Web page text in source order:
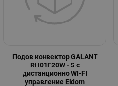
Подов конвектор GALANT
RH01F20W - S с
дистанционно WI-FI
управление Eldom